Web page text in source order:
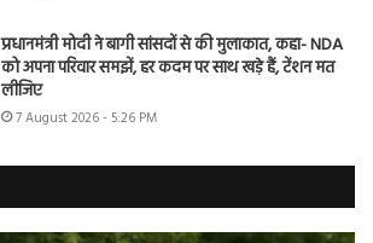
प्रधानमंत्री मोदी ने बागी सांसदों से की मुलाकात, कहा- NDA
को अपना परिवार समझें, हर कदम पर साथ खड़े हैं, टेंशन मत
लीजिए
7 August 2026 - 5:26 PM